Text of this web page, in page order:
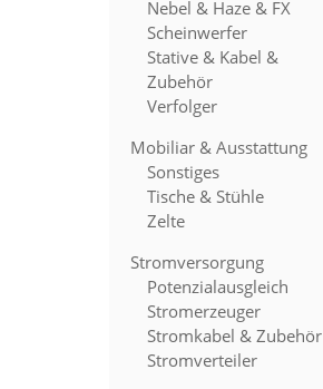
Nebel & Haze & FX
Scheinwerfer
Stative & Kabel &
Zubehör
Verfolger
Mobiliar & Ausstattung
Sonstiges
Tische & Stühle
Zelte
Stromversorgung
Potenzialausgleich
Stromerzeuger
Stromkabel & Zubehör
Stromverteiler